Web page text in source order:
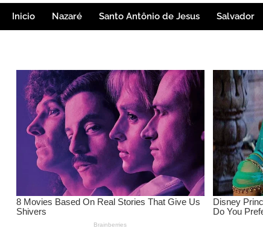
Inicio Nazaré Santo Antônio de Jesus Salvador